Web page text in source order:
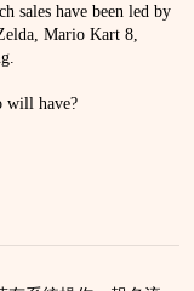
sales have been led by
Mario Kart 8,
will have?